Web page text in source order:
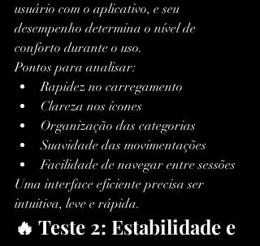
usuário com o aplicativo, e seu
desempenho determina o nível de
conforto durante o uso.
Pontos para analisar:
Rapidez no carregamento
Clareza nos ícones
Organização das categorias
Suavidade das movimentações
Facilidade de navegar entre sessões
Uma interface eficiente precisa ser
intuitiva, leve e rápida.
🔥 Teste 2: Estabilidade e